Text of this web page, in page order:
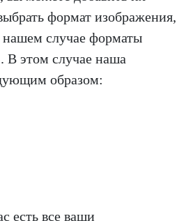
формат изображения,
случае форматы
этом случае наша
образом:
есть все ваши